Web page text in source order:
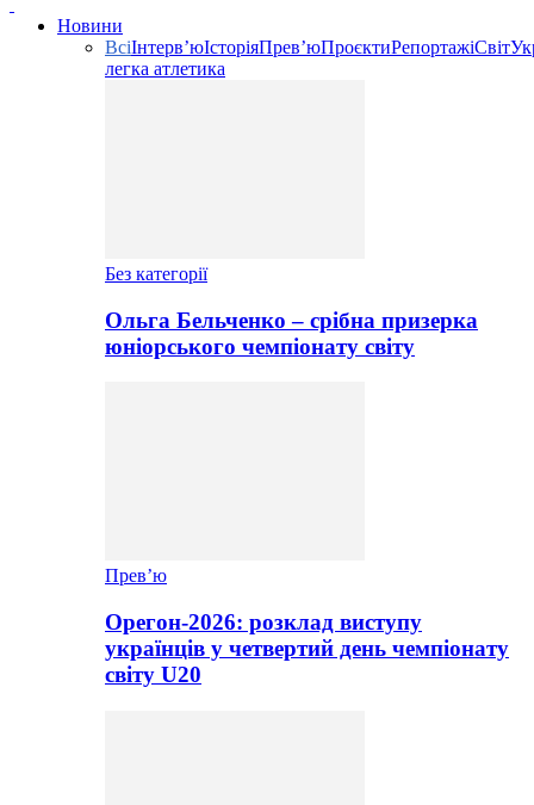
Новини
ВсіІнтерв’юІсторіяПрев’юПроєктиРепортажіСвіт
легка атлетика
Без категорії
Ольга Бельченко – срібна призерка
юніорського чемпіонату світу
Прев’ю
Орегон-2026: розклад виступу
українців у четвертий день чемпіонату
світу U20